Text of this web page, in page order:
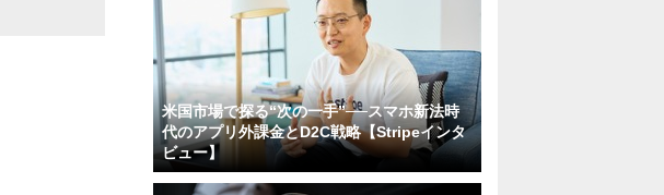
米国市場で探る“次の一手”──スマホ新法時
代のアプリ外課金とD2C戦略【Stripeインタ
ビュー】